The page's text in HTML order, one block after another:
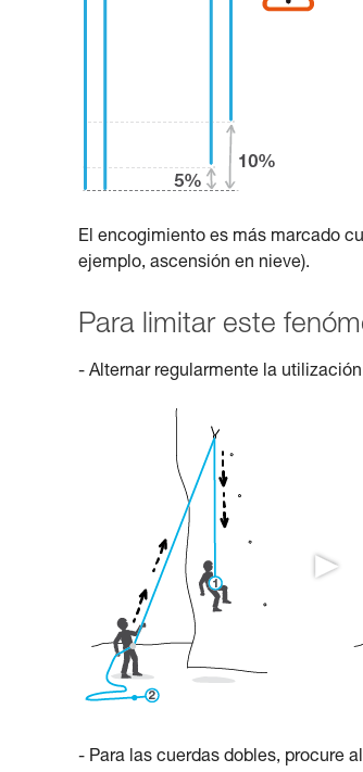
El encogimiento es más marcado
ejemplo, ascensión en nieve).
Para limitar este
- Alternar regularmente la
- Para las cuerdas dobles, procure